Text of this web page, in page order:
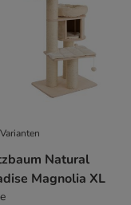
Natural
Magnolia XL